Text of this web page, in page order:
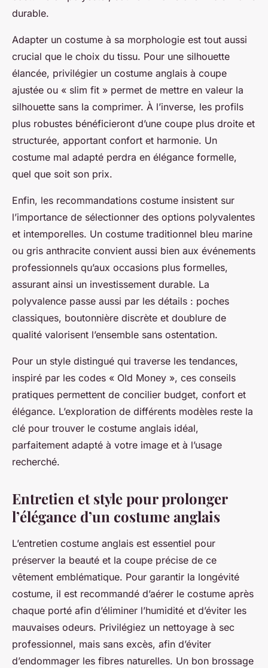
durable.
Adapter un costume à sa morphologie est tout aussi
crucial que le choix du tissu. Pour une silhouette
élancée, privilégier un costume anglais à coupe
ajustée ou « slim fit » permet de mettre en valeur la
silhouette sans la comprimer. À l’inverse, les profils
plus robustes bénéficieront d’une coupe plus droite et
structurée, apportant confort et harmonie. Un
costume mal adapté perdra en élégance formelle,
quel que soit son prix.
Enfin, les recommandations costume insistent sur
l’importance de sélectionner des options polyvalentes
et intemporelles. Un costume traditionnel bleu marine
ou gris anthracite convient aussi bien aux événements
professionnels qu’aux occasions plus formelles,
assurant ainsi un investissement durable. La
polyvalence passe aussi par les détails : poches
classiques, boutonnière discrète et doublure de
qualité valorisent l’ensemble sans ostentation.
Pour un style distingué qui traverse les tendances,
inspiré par les codes « Old Money », ces conseils
pratiques permettent de concilier budget, confort et
élégance. L’exploration de différents modèles reste la
clé pour trouver le costume anglais idéal,
parfaitement adapté à votre image et à l’usage
recherché.
Entretien et style pour prolonger
l’élégance d’un costume anglais
L’entretien costume anglais est essentiel pour
préserver la beauté et la coupe précise de ce
vêtement emblématique. Pour garantir la longévité
costume, il est recommandé d’aérer le costume après
chaque porté afin d’éliminer l’humidité et d’éviter les
mauvaises odeurs. Privilégiez un nettoyage à sec
professionnel, mais sans excès, afin d’éviter
d’endommager les fibres naturelles. Un bon brossage